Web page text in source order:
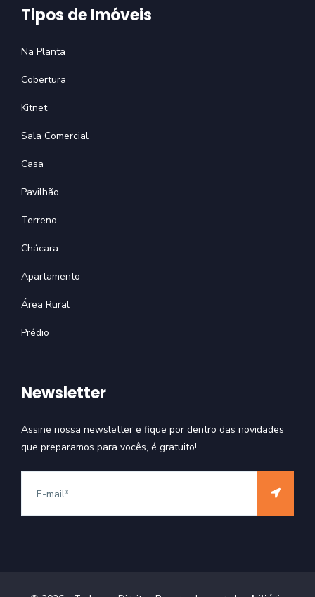
Tipos de Imóveis
Na Planta
Cobertura
Kitnet
Sala Comercial
Casa
Pavilhão
Terreno
Chácara
Apartamento
Área Rural
Prédio
Newsletter
Assine nossa newsletter e fique por dentro das novidades
que preparamos para vocês, é gratuito!